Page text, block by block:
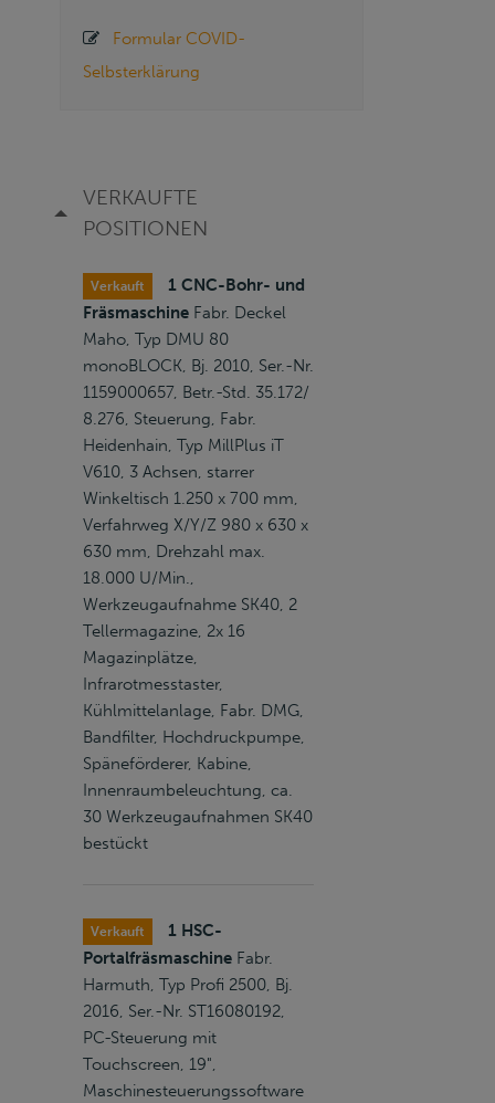
Formular COVID-
Selbsterklärung
VERKAUFTE
POSITIONEN
Verkauft
1 CNC-Bohr- und
Fräsmaschine Fabr. Deckel
Maho, Typ DMU 80
monoBLOCK, Bj. 2010, Ser.-Nr.
1159000657, Betr.-Std. 35.172/
8.276, Steuerung, Fabr.
Heidenhain, Typ MillPlus iT
V610, 3 Achsen, starrer
Winkeltisch 1.250 x 700 mm,
Verfahrweg X/Y/Z 980 x 630 x
630 mm, Drehzahl max.
18.000 U/Min.,
Werkzeugaufnahme SK40, 2
Tellermagazine, 2x 16
Magazinplätze,
Infrarotmesstaster,
Kühlmittelanlage, Fabr. DMG,
Bandfilter, Hochdruckpumpe,
Späneförderer, Kabine,
Innenraumbeleuchtung, ca.
30 Werkzeugaufnahmen SK40
bestückt
Verkauft
1 HSC-
Portalfräsmaschine Fabr.
Harmuth, Typ Profi 2500, Bj.
2016, Ser.-Nr. ST16080192,
PC-Steuerung mit
Touchscreen, 19",
Maschinesteuerungssoftware